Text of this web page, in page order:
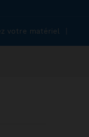
votre matériel